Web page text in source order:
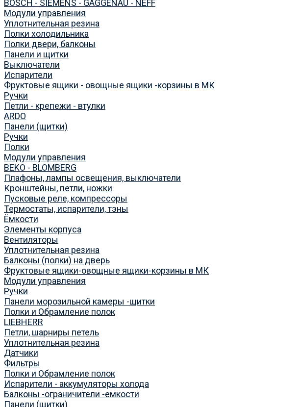
BOSCH - SIEMENS - GAGGENAU - NEFF
Модули управления
Уплотнительная резина
Полки холодильника
Полки двери, балконы
Панели и щитки
Выключатели
Испарители
Фруктовые ящики - овощные ящики -корзины в МК
Ручки
Петли - крепежи - втулки
ARDO
Панели (щитки)
Ручки
Полки
Модули управления
BEKO - BLOMBERG
Плафоны, лампы освещения, выключатели
Кронштейны, петли, ножки
Пусковые реле, компрессоры
Термостаты, испарители, тэны
Ёмкости
Элементы корпуса
Вентиляторы
Уплотнительная резина
Балконы (полки) на дверь
Фруктовые ящики-овощные ящики-корзины в МК
Модули управления
Ручки
Панели морозильной камеры -щитки
Полки и Обрамление полок
LIEBHERR
Петли, шарниры петель
Уплотнительная резина
Датчики
Фильтры
Полки и Обрамление полок
Испарители - аккумуляторы холода
Балконы -ограничители -емкости
Панели (щитки)